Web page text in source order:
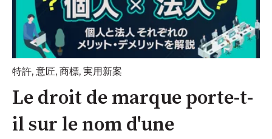
特許, 意匠, 商標, 実用新案
Le droit de marque porte-t-
il sur le nom d'une